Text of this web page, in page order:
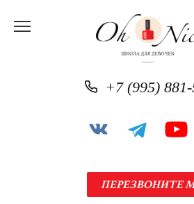
+7 (995)
ПЕРЕЗВОНИТЕ